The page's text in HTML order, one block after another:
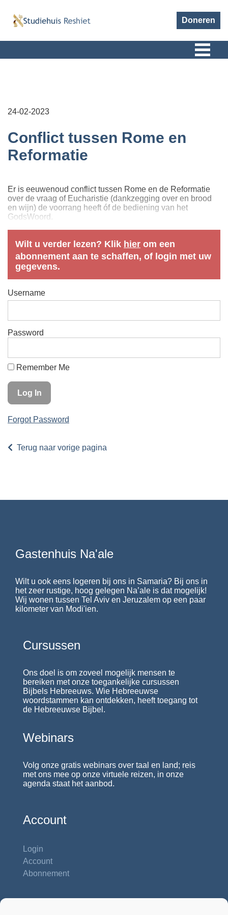
Doneren
24-02-2023
Conflict tussen Rome en
Reformatie
Er is eeuwenoud conflict tussen Rome en de Reformatie
over de vraag of Eucharistie (dankzegging over en brood
en wijn) de voorrang heeft óf de bediening van het
GodsWoord.
Wilt u verder lezen? Klik hier om een
abonnement aan te schaffen, of login met uw
gegevens.
Username
Password
Remember Me
Forgot Password
Terug naar vorige pagina
Gastenhuis Na'ale
Wilt u ook eens logeren bij ons in Samaria? Bij ons in
het zeer rustige, hoog gelegen Na’ale is dat mogelijk!
Wij wonen tussen Tel Aviv en Jeruzalem op een paar
kilometer van Modi'ien.
Cursussen
Ons doel is om zoveel mogelijk mensen te
bereiken met onze toegankelijke cursussen
Bijbels Hebreeuws. Wie Hebreeuwse
woordstammen kan ontdekken, heeft toegang tot
de Hebreeuwse Bijbel.
Webinars
Volg onze gratis webinars over taal en land; reis
met ons mee op onze virtuele reizen, in onze
agenda staat het aanbod.
Account
Login
Account
Abonnement
Contactgegevens